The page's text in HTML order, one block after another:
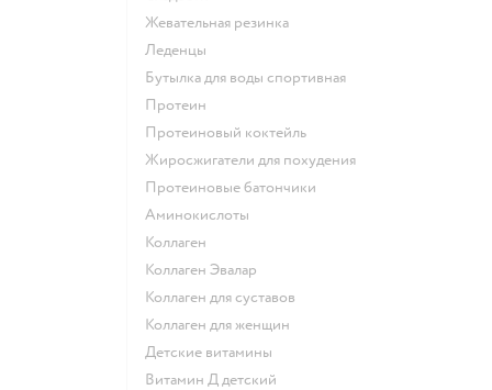
жевательная резинка
леденцы
Бутылка для воды спортивная
Протеин
Протеиновый коктейль
Жиросжигатели для похудения
Протеиновые батончики
Аминокислоты
Коллаген
Коллаген Эвалар
Коллаген для суставов
Коллаген для женщин
Детские витамины
Витамин Д детский